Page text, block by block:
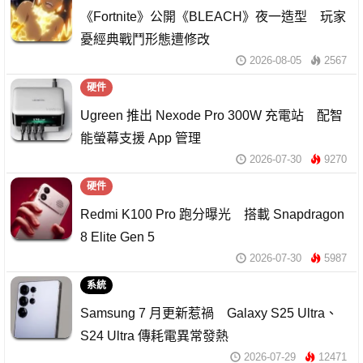
《Fortnite》公開《BLEACH》夜一造型 玩家
憂經典戰鬥形態遭修改
2026-08-05 2567
硬件
Ugreen 推出 Nexode Pro 300W 充電站 配智
能螢幕支援 App 管理
2026-07-30 9270
硬件
Redmi K100 Pro 跑分曝光 搭載 Snapdragon
8 Elite Gen 5
2026-07-30 5987
系統
Samsung 7 月更新惹禍 Galaxy S25 Ultra、
S24 Ultra 傳耗電異常發熱
2026-07-29 12471